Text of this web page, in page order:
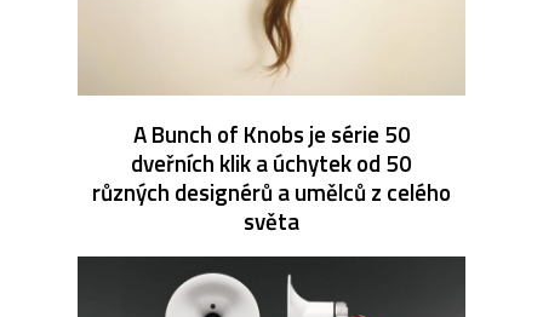
A Bunch of Knobs je série 50
dveřních klik a úchytek od 50
různých designérů a umělců z celého
světa